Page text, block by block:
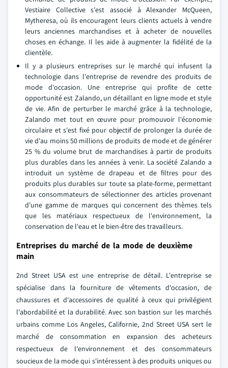
Vestiaire Collective s'est associé à Alexander McQueen,
Mytheresa, où ils encouragent leurs clients actuels à vendre
leurs anciennes marchandises et à acheter de nouvelles
choses en échange. Il les aide à augmenter la fidélité de la
clientèle.
Il y a plusieurs entreprises sur le marché qui infusent la
technologie dans l'entreprise de revendre des produits de
mode d'occasion. Une entreprise qui profite de cette
opportunité est Zalando, un détaillant en ligne mode et style
de vie. Afin de perturber le marché grâce à la technologie,
Zalando met tout en œuvre pour promouvoir l'économie
circulaire et s'est fixé pour objectif de prolonger la durée de
vie d'au moins 50 millions de produits de mode et de générer
25 % du volume brut de marchandises à partir de produits
plus durables dans les années à venir. La société Zalando a
introduit un système de drapeau et de filtres pour des
produits plus durables sur toute sa plate-forme, permettant
aux consommateurs de sélectionner des articles provenant
d'une gamme de marques qui concernent des thèmes tels
que les matériaux respectueux de l'environnement, la
conservation de l'eau et le bien-être des travailleurs.
Entreprises du marché de la mode de deuxième
main
2nd Street USA est une entreprise de détail. L'entreprise se
spécialise dans la fourniture de vêtements d'occasion, de
chaussures et d'accessoires de qualité à ceux qui privilégient
l'abordabilité et la durabilité. Avec son bastion sur les marchés
urbains comme Los Angeles, Californie, 2nd Street USA sert le
marché de consommation en expansion des acheteurs
respectueux de l'environnement et des consommateurs
soucieux de la mode qui s'intéressent à des produits uniques ou